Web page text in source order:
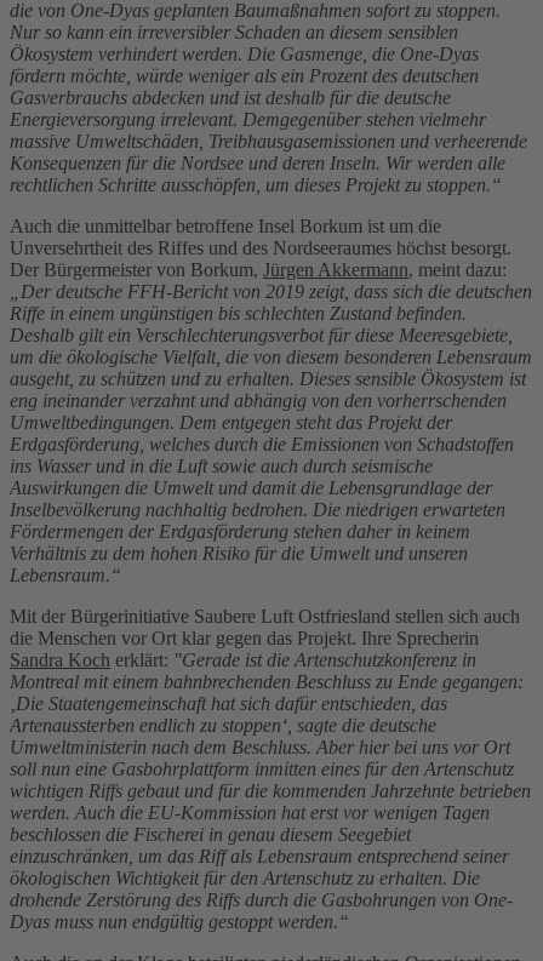
die von One-Dyas geplanten Baumaßnahmen sofort zu stoppen.
Nur so kann ein irreversibler Schaden an diesem sensiblen
Ökosystem verhindert werden. Die Gasmenge, die One-Dyas
fördern möchte, würde weniger als ein Prozent des deutschen
Gasverbrauchs abdecken und ist deshalb für die deutsche
Energieversorgung irrelevant. Demgegenüber stehen vielmehr
massive Umweltschäden, Treibhausgasemissionen und verheerende
Konsequenzen für die Nordsee und deren Inseln. Wir werden alle
rechtlichen Schritte ausschöpfen, um dieses Projekt zu stoppen.“
Auch die unmittelbar betroffene Insel Borkum ist um die
Unversehrtheit des Riffes und des Nordseeraumes höchst besorgt.
Der Bürgermeister von Borkum, Jürgen Akkermann, meint dazu:
„Der deutsche FFH-Bericht von 2019 zeigt, dass sich die deutschen
Riffe in einem ungünstigen bis schlechten Zustand befinden.
Deshalb gilt ein Verschlechterungsverbot für diese Meeresgebiete,
um die ökologische Vielfalt, die von diesem besonderen Lebensraum
ausgeht, zu schützen und zu erhalten. Dieses sensible Ökosystem ist
eng ineinander verzahnt und abhängig von den vorherrschenden
Umweltbedingungen. Dem entgegen steht das Projekt der
Erdgasförderung, welches durch die Emissionen von Schadstoffen
ins Wasser und in die Luft sowie auch durch seismische
Auswirkungen die Umwelt und damit die Lebensgrundlage der
Inselbevölkerung nachhaltig bedrohen. Die niedrigen erwarteten
Fördermengen der Erdgasförderung stehen daher in keinem
Verhältnis zu dem hohen Risiko für die Umwelt und unseren
Lebensraum.“
Mit der Bürgerinitiative Saubere Luft Ostfriesland stellen sich auch
die Menschen vor Ort klar gegen das Projekt. Ihre Sprecherin
Sandra Koch erklärt: "Gerade ist die Artenschutzkonferenz in
Montreal mit einem bahnbrechenden Beschluss zu Ende gegangen:
‚Die Staatengemeinschaft hat sich dafür entschieden, das
Artenaussterben endlich zu stoppen‘, sagte die deutsche
Umweltministerin nach dem Beschluss. Aber hier bei uns vor Ort
soll nun eine Gasbohrplattform inmitten eines für den Artenschutz
wichtigen Riffs gebaut und für die kommenden Jahrzehnte betrieben
werden. Auch die EU-Kommission hat erst vor wenigen Tagen
beschlossen die Fischerei in genau diesem Seegebiet
einzuschränken, um das Riff als Lebensraum entsprechend seiner
ökologischen Wichtigkeit für den Artenschutz zu erhalten. Die
drohende Zerstörung des Riffs durch die Gasbohrungen von One-
Dyas muss nun endgültig gestoppt werden.“